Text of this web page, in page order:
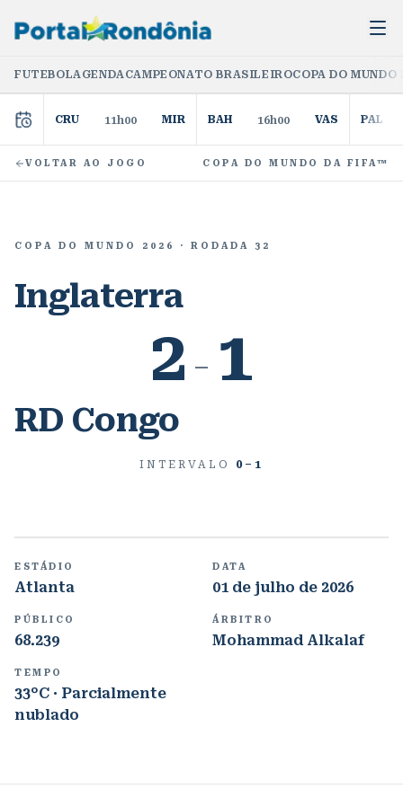
FUTEBOLAGENDACAMPEONATO BRASILEIROCOPA DO
CRU 11h00 MIR BAH 16h00 VAS PAL
VOLTAR AO JOGO COPA DO MUNDO DA FIFA™
COPA DO MUNDO 2026 · RODADA 32
Inglaterra
2 – 1
RD Congo
INTERVALO 0 – 1
ESTÁDIO
Atlanta
DATA
01 de julho de 2026
PÚBLICO
68.239
ÁRBITRO
Mohammad Alkalaf
TEMPO
33°C · Parcialmente
nublado